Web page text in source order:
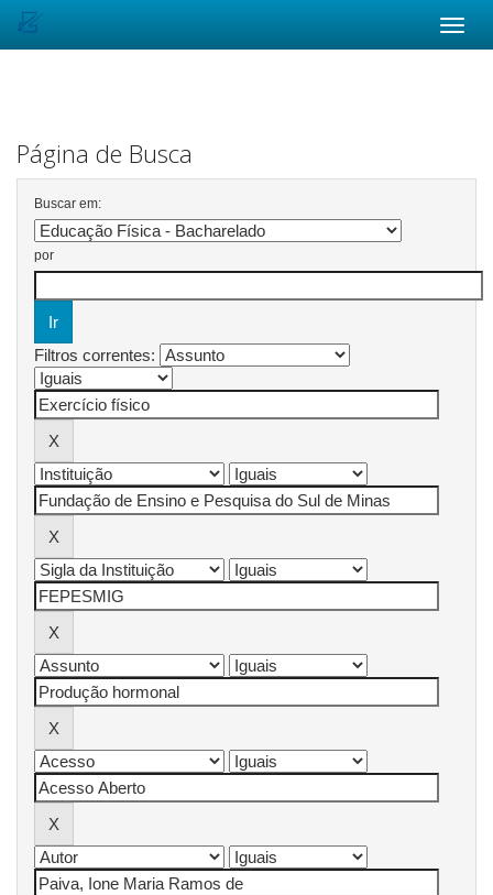
Página de Busca
Buscar em:
por
Filtros correntes: